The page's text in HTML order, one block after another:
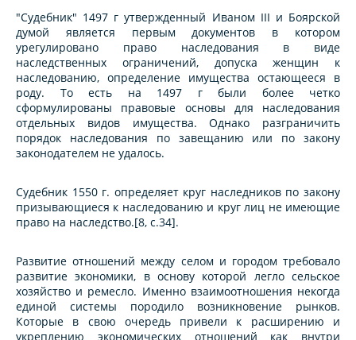
"Судебник" 1497 г утвержденный Иваном III и Боярской
думой является первым документов в котором
урегулировано право наследования в виде
наследственных ограничений, допуска женщин к
наследованию, определение имущества остающееся в
роду. То есть на 1497 г были более четко
сформулированы правовые основы для наследования
отдельных видов имущества. Однако разграничить
порядок наследования по завещанию или по закону
законодателем не удалось.
Судебник 1550 г. определяет круг наследников по закону
призывающиеся к наследованию и круг лиц не имеющие
право на наследство.[8, с.34].
Развитие отношений между селом и городом требовало
развитие экономики, в основу которой легло сельское
хозяйство и ремесло. Именно взаимоотношения некогда
единой системы породило возникновение рынков.
Которые в свою очередь привели к расширению и
укреплению экономических отношений как внутри